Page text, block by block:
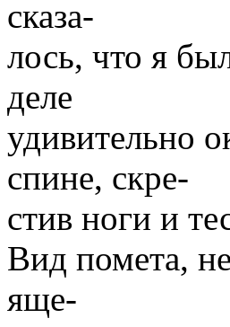
сказа-
лось, что я
деле
удивительно
спине, скре-
стив ноги и
Вид помета,
яще-